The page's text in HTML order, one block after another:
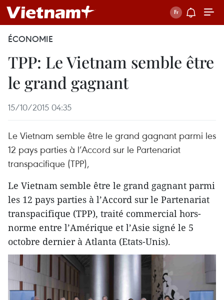
ÉCONOMIE
TPP: Le Vietnam semble être
le grand gagnant
15/10/2015 04:35
Le Vietnam semble être le grand gagnant parmi les
12 pays parties à l’Accord sur le Partenariat
transpacifique (TPP),
Le Vietnam semble être le grand gagnant parmi
les 12 pays parties à l’Accord sur le Partenariat
transpacifique (TPP), traité commercial hors-
norme entre l’Amérique et l’Asie signé le 5
octobre dernier à Atlanta (Etats-Unis).